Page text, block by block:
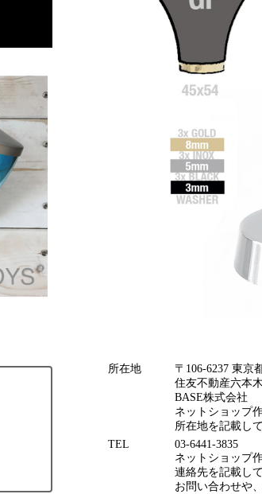
所在地
〒106-6237 東京
住友不動産六本
BASE株式会社
ネットショップ
所在地を記載し
TEL
03-6441-3835
ネットショップ
連絡先を記載し
お問い合わせや